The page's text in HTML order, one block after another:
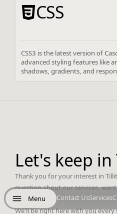
Menu Contact UsServices
CSS
CSS3 is the latest version of
advanced styling features like
shadows, gradients, and
Let's keep in
Thank you for your interest in
question about our services,
or simply want to say hello, we're
We'll be right here with you every